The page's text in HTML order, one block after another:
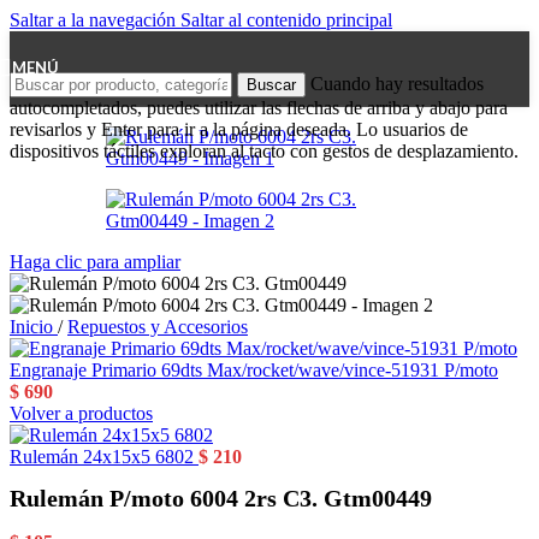
Saltar a la navegación Saltar al contenido principal
MENÚ
Buscar
Cuando hay resultados
autocompletados, puedes utilizar las flechas de arriba y abajo para
revisarlos y Enter para ir a la página deseada. Lo usuarios de
dispositivos táctiles exploran al tacto con gestos de desplazamiento.
Haga clic para ampliar
Inicio / Repuestos y Accesorios
Engranaje Primario 69dts Max/rocket/wave/vince-51931 P/moto
$ 690
Volver a productos
Rulemán 24x15x5 6802 $ 210
Rulemán P/moto 6004 2rs C3. Gtm00449